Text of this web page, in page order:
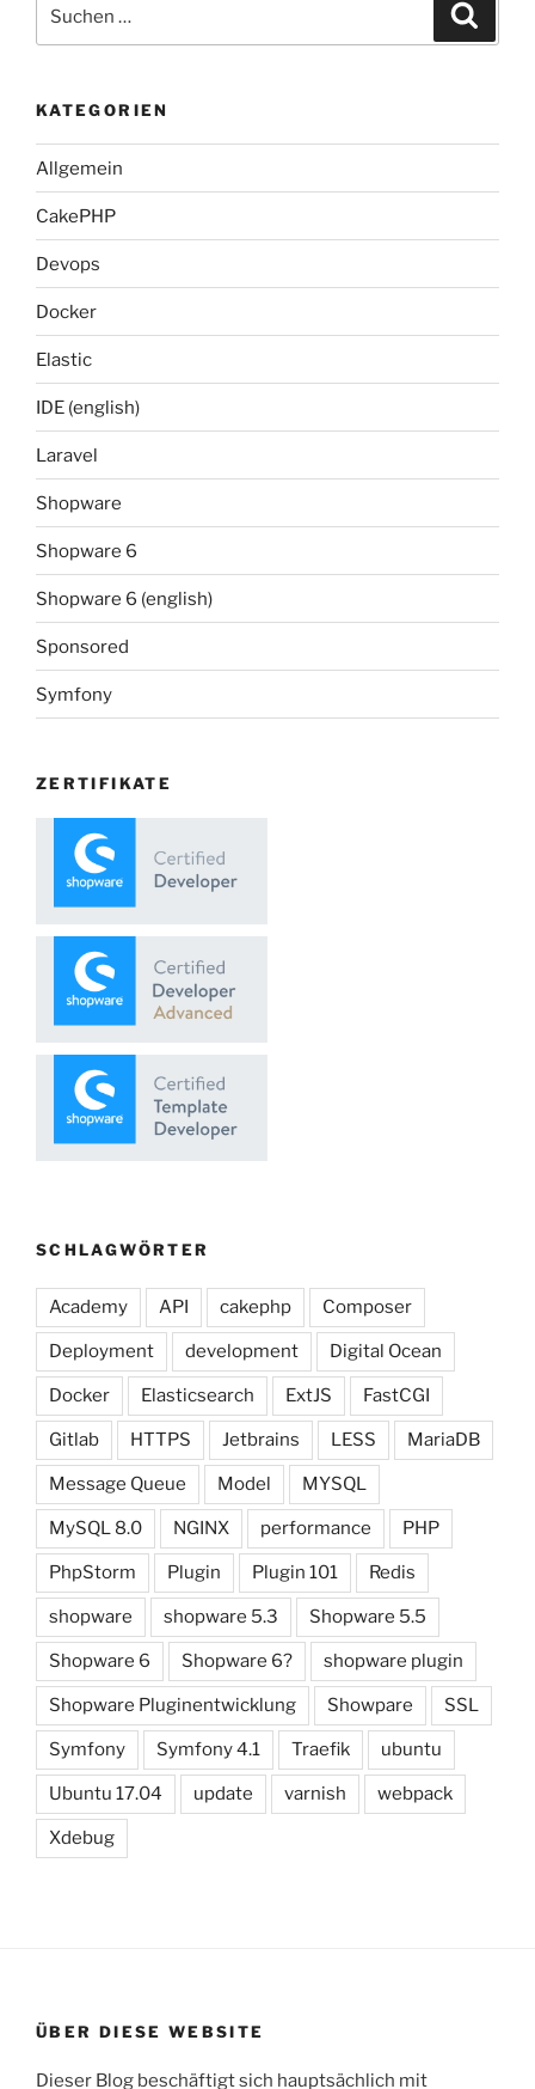
nach:
KATEGORIEN
Allgemein
CakePHP
Devops
Docker
Elastic
IDE (english)
Laravel
Shopware
Shopware 6
Shopware 6 (english)
Sponsored
Symfony
ZERTIFIKATE
SCHLAGWÖRTER
Academy API cakephp Composer
Deployment development Digital Ocean
Docker Elasticsearch ExtJS FastCGI
Gitlab HTTPS Jetbrains LESS MariaDB
Message Queue Model MYSQL
MySQL 8.0 NGINX performance PHP
PhpStorm Plugin Plugin 101 Redis
shopware shopware 5.3 Shopware 5.5
Shopware 6 Shopware 6? shopware plugin
Shopware Pluginentwicklung Showpare SSL
Symfony Symfony 4.1 Traefik ubuntu
Ubuntu 17.04 update varnish webpack
Xdebug
ÜBER DIESE WEBSITE
Dieser Blog beschäftigt sich hauptsächlich mit